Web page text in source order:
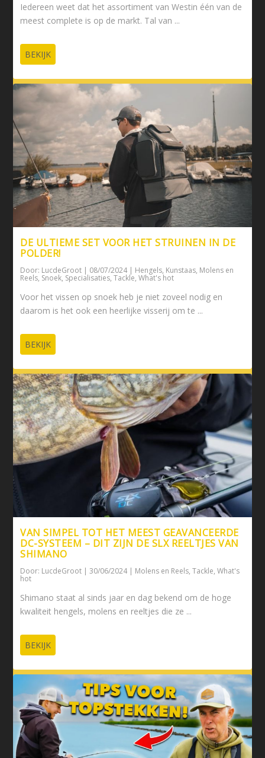
Iedereen weet dat het assortiment van Westin één van de
meest complete is op de markt. Tal van ...
BEKIJK
DE ULTIEME SET VOOR HET STRUINEN IN DE
POLDER!
Door: LucdeGroot | 08/07/2024 | Hengels, Kunstaas, Molens en
Reels, Snoek, Specialisaties,Tackle,What's hot
Voor het vissen op snoek heb je niet zoveel nodig en
daarom is het ook een heerlijke visserij om te ...
BEKIJK
VAN SIMPEL TOT HET MEEST GEAVANCEERDE
DC-SYSTEEM – DIT ZIJN DE SLX REELTJES VAN
SHIMANO
Door: LucdeGroot |30/06/2024 Molens en Reels,Tackle,What's
hot
Shimano staat al sinds jaar en dag bekend om de hoge
kwaliteit hengels, molens en reeltjes die ze ...
BEKIJK